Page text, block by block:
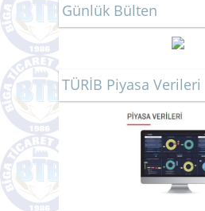
Günlük Bülten
TÜRİB Piyasa Verileri